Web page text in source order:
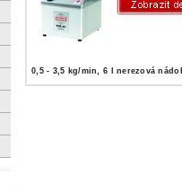
0,5 - 3,5 kg/min, 6 l nerezová